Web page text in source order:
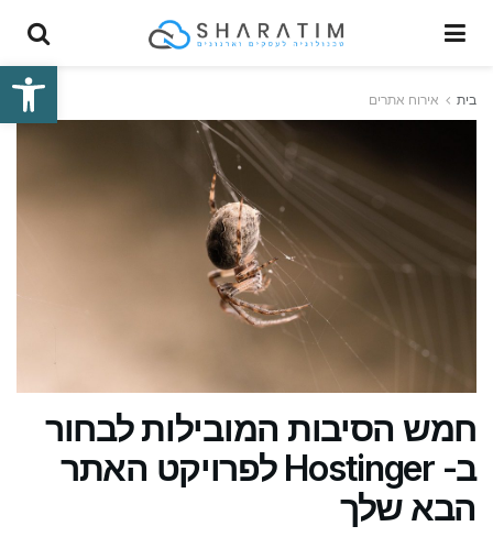
פתח
בית אירוח אתרים
חמש הסיבות המובילות לבחור
ב- Hostinger לפרויקט האתר
הבא שלך